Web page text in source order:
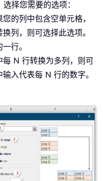
选择您需要的选项：
您的列中包含空单元格，
列，则可选择此选项。
行。
每 N 行转换为多列，则可
入代表每 N 行的数字。